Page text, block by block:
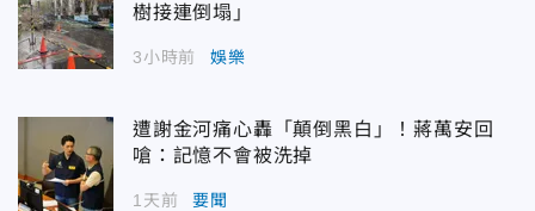
樹接連倒塌」
3小時前 娛樂
遭謝金河痛心轟「顛倒黑白」！蔣萬安回
嗆：記憶不會被洗掉
1天前 要聞